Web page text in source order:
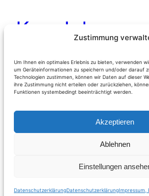
Zustimmung
Um Ihnen ein optimales Erlebnis zu bieten, verwenden
um Geräteinformationen zu speichern und/oder darauf
Technologien zustimmen, können wir Daten auf dieser
ihre Zustimmung nicht erteilen oder zurückziehen,
Funktionen systembedingt beeinträchtigt werden.
Akzeptieren
Ablehnen
Einstellungen
DatenschutzerklärungDatenschutzerklärungImpressum,
Ken Jebsen
seine
Ansprache
Marsch
Monsanto
Am 25. Mai fand vor dem